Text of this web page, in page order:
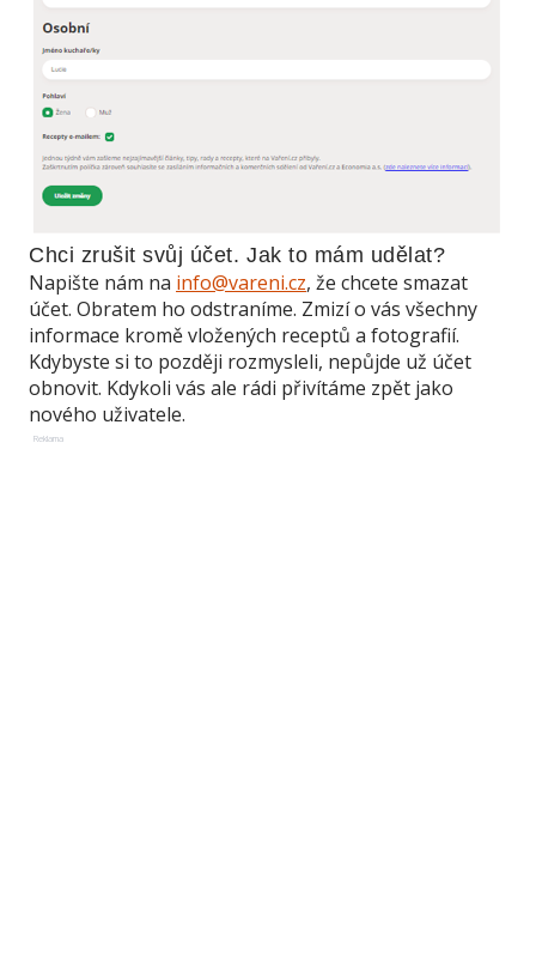
Chci zrušit svůj účet. Jak to mám udělat?
Napište nám na info@vareni.cz, že chcete smazat
účet. Obratem ho odstraníme. Zmizí o vás všechny
informace kromě vložených receptů a fotografií.
Kdybyste si to později rozmysleli, nepůjde už účet
obnovit. Kdykoli vás ale rádi přivítáme zpět jako
nového uživatele.
Reklama